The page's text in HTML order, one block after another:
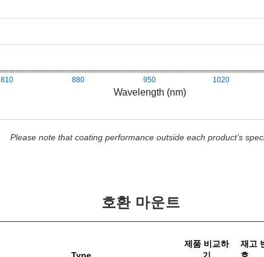
Wavelength (nm)
810 880 950 1020
Please note that coating performance outside each product’s
호환 마운트
Type
제품 비교하
기
재고
호